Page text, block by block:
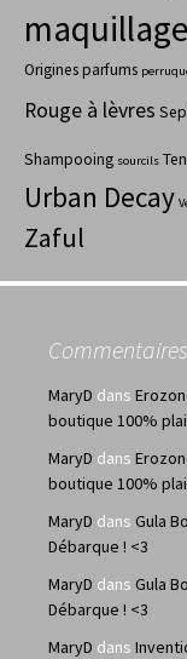
maquillage
Origines parfums
Rouge à lèvres
Shampooing sourcils
Urban Decay
Zaful
MaryD dans
boutique 100%
MaryD dans
boutique 100%
MaryD dans Gula
Débarque ! <3
MaryD dans Gula
Débarque ! <3
MaryD dans